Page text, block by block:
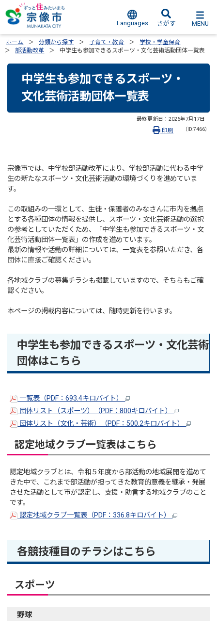
Languages さがす MENU
ホーム 分類から探す 子育て・教育
学校・学童保育
部活動改革
中学生も参加できるスポーツ・文化芸術活動団体一覧表
中学生も参加できるスポーツ・
文化芸術活動団体一覧表
最終更新日： 2026年7月17日
（ID:7466）
印刷
宗像市では、中学校部活動改革により、学校部活動に代わる中学
生の新たなスポーツ・文化芸術活動の環境づくりを進めていま
す。
この取組みの一環として、生徒・保護者のみなさんに市内を拠点
とする各種団体の情報を提供し、スポーツ・文化芸術活動の選択
の参考としていただくため、「中学生も参加できるスポーツ・文
化芸術活動団体一覧表」の作成を進めています。
最新の情報や活動の詳細については、一覧表を参照いただき、各
団体に直接ご確認ください。
各地域クラブの募集チラシも掲載していますので、そちらもご確
認ください。
本ページの掲載内容については、随時更新を行います。
中学生も参加できるスポーツ・文化芸術
団体はこちら
一覧表（PDF：693.4キロバイト）
団体リスト（スポーツ）（PDF：800キロバイト）
団体リスト（文化・芸術）（PDF：500.2キロバイト）
認定地域クラブ一覧表はこちら
認定地域クラブとは、令和５年度から部活動の地域展開を進めて
きた中で、これまで部活動が担ってきた教育的意義を継承・発展
させた活動として市が認定し、支援・助言する地域クラブのこと
です。
認定地域クラブ一覧表（PDF：336.8キロバイト）
各競技種目のチラシはこちら
スポーツ
野球